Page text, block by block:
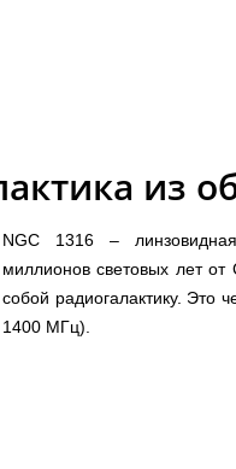
из
NGC 1316 –
миллионов световых лет от
собой радиогалактику. Это
1400 МГц).